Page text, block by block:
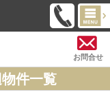
お問合せ
件一覧